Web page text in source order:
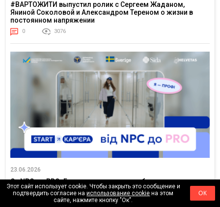
#ВАРТОЖИТИ выпустил ролик с Сергеем Жаданом,
Яниной Соколовой и Александром Тереном о жизни в
постоянном напряжении
0 3076
23.06.2026
От NPC до PRO: Государственная служба занятости
впервые запустила TikTok-сериал для молодежи
3766
Этот сайт использует cookie. Чтобы закрыть это сообщение и
подтвердить согласие наиспользование cookie на этом
сайте, нажмите кнопку "Ок".
ОК